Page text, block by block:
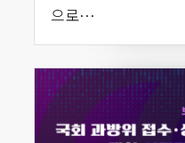
으로…